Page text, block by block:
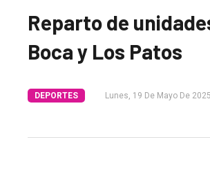
Reparto de
Boca y Los Patos
DEPORTES Lunes, 19 De Mayo De